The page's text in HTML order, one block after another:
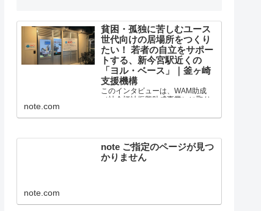
貧困・孤独に苦しむユース
世代向けの居場所をつくり
たい！ 若者の自立をサポー
トする、新今宮駅近くの
「ヨル・ベース」｜釜ヶ崎
支援機構
このインタビューは、WAM助成
（社会福祉振興助成事業）に取り
まい・仕事・社会参加バージョン
る目的で作成されました。 編集・
執筆：狩野哲也 15歳から2...
note.com
note ご指定のページが見つ
かりません
note.com